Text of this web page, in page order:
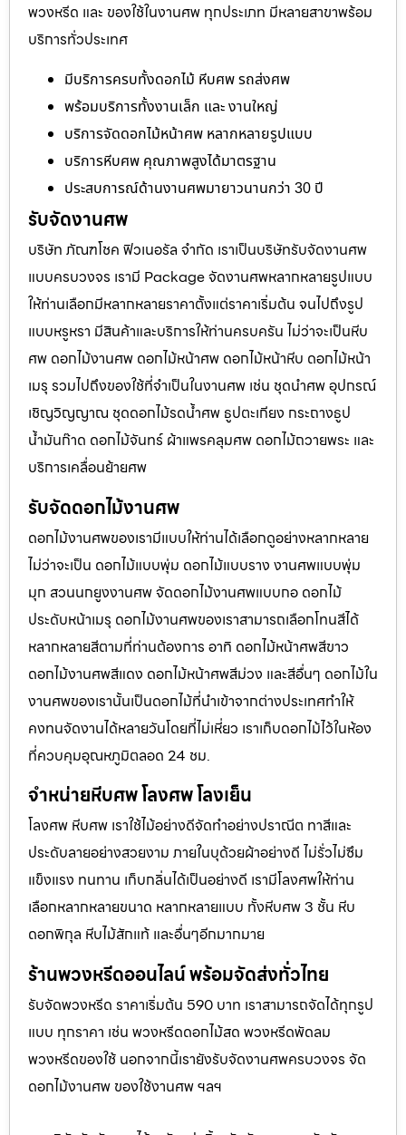
พวงหรีด และ ของใช้ในงานศพ ทุกประเภท มีหลายสาขาพร้อม
บริการทั่วประเทศ
มีบริการครบทั้งดอกไม้ หีบศพ รถส่งศพ
พร้อมบริการทั้งงานเล็ก และ งานใหญ่
บริการจัดดอกไม้หน้าศพ หลากหลายรูปแบบ
บริการหีบศพ คุณภาพสูงได้มาตรฐาน
ประสบการณ์ด้านงานศพมายาวนานกว่า 30 ปี
รับจัดงานศพ
บริษัท ภัณฑโชค ฟิวเนอรัล จำกัด เราเป็นบริษัทรับจัดงานศพ
แบบครบวงจร เรามี Package จัดงานศพหลากหลายรูปแบบ
ให้ท่านเลือกมีหลากหลายราคาตั้งแต่ราคาเริ่มต้น จนไปถึงรูป
แบบหรูหรา มีสินค้าและบริการให้ท่านครบครัน ไม่ว่าจะเป็นหีบ
ศพ ดอกไม้งานศพ ดอกไม้หน้าศพ ดอกไม้หน้าหีบ ดอกไม้หน้า
เมรุ รวมไปถึงของใช้ที่จำเป็นในงานศพ เช่น ชุดนำศพ อุปกรณ์
เชิญวิญญาณ ชุดดอกไม้รดน้ำศพ ธูปตะเกียง กระถางธูป
น้ำมันก๊าด ดอกไม้จันทร์ ผ้าแพรคลุมศพ ดอกไม้ถวายพระ และ
บริการเคลื่อนย้ายศพ
รับจัดดอกไม้งานศพ
ดอกไม้งานศพของเรามีแบบให้ท่านได้เลือกดูอย่างหลากหลาย
ไม่ว่าจะเป็น ดอกไม้แบบพุ่ม ดอกไม้แบบราง งานศพแบบพุ่ม
มุก สวนนกยูงงานศพ จัดดอกไม้งานศพแบบกอ ดอกไม้
ประดับหน้าเมรุ ดอกไม้งานศพของเราสามารถเลือกโทนสีได้
หลากหลายสีตามที่ท่านต้องการ อาทิ ดอกไม้หน้าศพสีขาว
ดอกไม้งานศพสีแดง ดอกไม้หน้าศพสีม่วง และสีอื่นๆ ดอกไม้ใน
งานศพของเรานั้นเป็นดอกไม้ที่นำเข้าจากต่างประเทศทำให้
คงทนจัดงานได้หลายวันโดยที่ไม่เหี่ยว เราเก็บดอกไม้ไว้ในห้อง
ที่ควบคุมอุณหภูมิตลอด 24 ชม.
จำหน่ายหีบศพ โลงศพ โลงเย็น
โลงศพ หีบศพ เราใช้ไม้อย่างดีจัดทำอย่างปราณีต ทาสีและ
ประดับลายอย่างสวยงาม ภายในบุด้วยผ้าอย่างดี ไม่รั่วไม่ซึม
แข็งแรง ทนทาน เก็บกลิ่นได้เป็นอย่างดี เรามีโลงศพให้ท่าน
เลือกหลากหลายขนาด หลากหลายแบบ ทั้งหีบศพ 3 ชั้น หีบ
ดอกพิกุล หีบไม้สักแท้ และอื่นๆอีกมากมาย
ร้านพวงหรีดออนไลน์ พร้อมจัดส่งทั่วไทย
รับจัดพวงหรีด ราคาเริ่มต้น 590 บาท เราสามารถจัดได้ทุกรูป
แบบ ทุกราคา เช่น พวงหรีดดอกไม้สด พวงหรีดพัดลม
พวงหรีดของใช้ นอกจากนี้เรายังรับจัดงานศพครบวงจร จัด
ดอกไม้งานศพ ของใช้งานศพ ฯลฯ